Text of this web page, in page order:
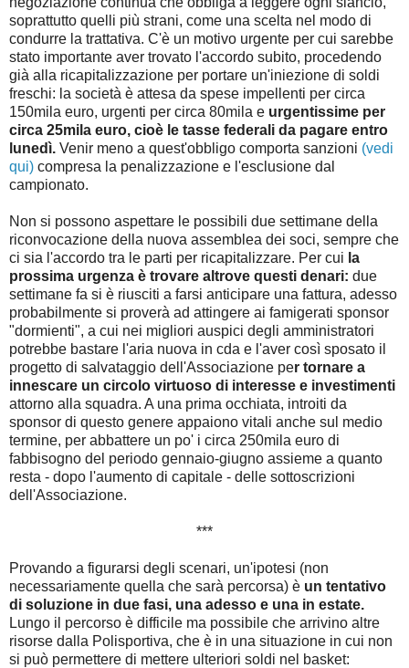
soprattutto quelli più strani, come una scelta nel modo di
condurre la trattativa. C'è un motivo urgente per cui sarebbe
stato importante aver trovato l'accordo subito, procedendo
già alla ricapitalizzazione per portare un'iniezione di soldi
freschi: la società è attesa da spese impellenti per circa
150mila euro, urgenti per circa 80mila e urgentissime per
circa 25mila euro, cioè le tasse federali da pagare entro
lunedì. Venir meno a quest'obbligo comporta sanzioni (vedi
qui) compresa la penalizzazione e l'esclusione dal
campionato.
Non si possono aspettare le possibili due settimane della
riconvocazione della nuova assemblea dei soci, sempre che
ci sia l'accordo tra le parti per ricapitalizzare. Per cui la
prossima urgenza è trovare altrove questi denari: due
settimane fa si è riusciti a farsi anticipare una fattura, adesso
probabilmente si proverà ad attingere ai famigerati sponsor
"dormienti", a cui nei migliori auspici degli amministratori
potrebbe bastare l'aria nuova in cda e l'aver così sposato il
progetto di salvataggio dell'Associazione per tornare a
innescare un circolo virtuoso di interesse e investimenti
attorno alla squadra. A una prima occhiata, introiti da
sponsor di questo genere appaiono vitali anche sul medio
termine, per abbattere un po' i circa 250mila euro di
fabbisogno del periodo gennaio-giugno assieme a quanto
resta - dopo l'aumento di capitale - delle sottoscrizioni
dell'Associazione.
***
Provando a figurarsi degli scenari, un'ipotesi (non
necessariamente quella che sarà percorsa) è un tentativo
di soluzione in due fasi, una adesso e una in estate.
Lungo il percorso è difficile ma possibile che arrivino altre
risorse dalla Polisportiva, che è in una situazione in cui non
si può permettere di mettere ulteriori soldi nel basket: